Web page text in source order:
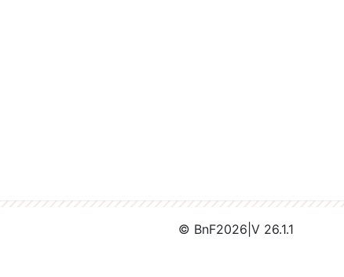
© BnF2026 V 26.1.1